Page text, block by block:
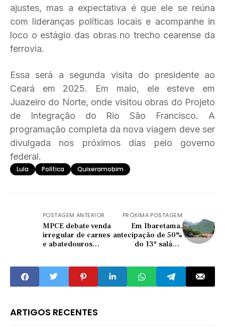
ajustes, mas a expectativa é que ele se reúna
com lideranças políticas locais e acompanhe in
loco o estágio das obras no trecho cearense da
ferrovia.
Essa será a segunda visita do presidente ao
Ceará em 2025. Em maio, ele esteve em
Juazeiro do Norte, onde visitou obras do Projeto
de Integração do Rio São Francisco. A
programação completa da nova viagem deve ser
divulgada nos próximos dias pelo governo
federal.
Lula Política Quixeramobim
POSTAGEM ANTERIOR
MPCE debate venda
irregular de carnes
e abatedouros
nesta terça-feira
(15)
PRÓXIMA POSTAGEM
Em Ibaretama,
antecipação de 50%
do 13º salário
beneficia
servidores
ARTIGOS RECENTES